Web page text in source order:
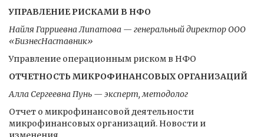
УПРАВЛЕНИЕ РИСКАМИ В НФО
Найля Гарриевна Липатова — генеральный директор ООО
«БизнесНаставник»
Управление операционным риском в НФО
ОТЧЕТНОСТЬ МИКРОФИНАНСОВЫХ ОРГАНИЗАЦИЙ
Алла Сергеевна Пунь — эксперт, методолог
Отчет о микрофинансовой деятельности
микрофинансовых организаций. Новости и